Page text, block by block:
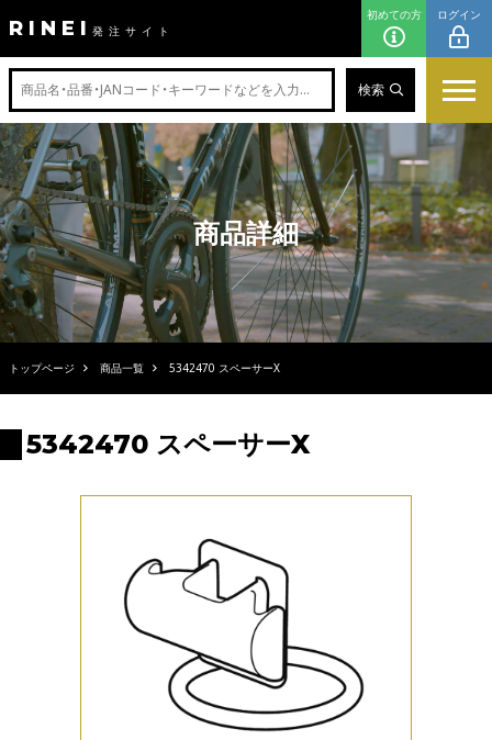
RINEI 発注サイト
初めての方 ログイン
検索
商品詳細
トップページ 商品一覧 5342470 スペーサーX
5342470 スペーサーX